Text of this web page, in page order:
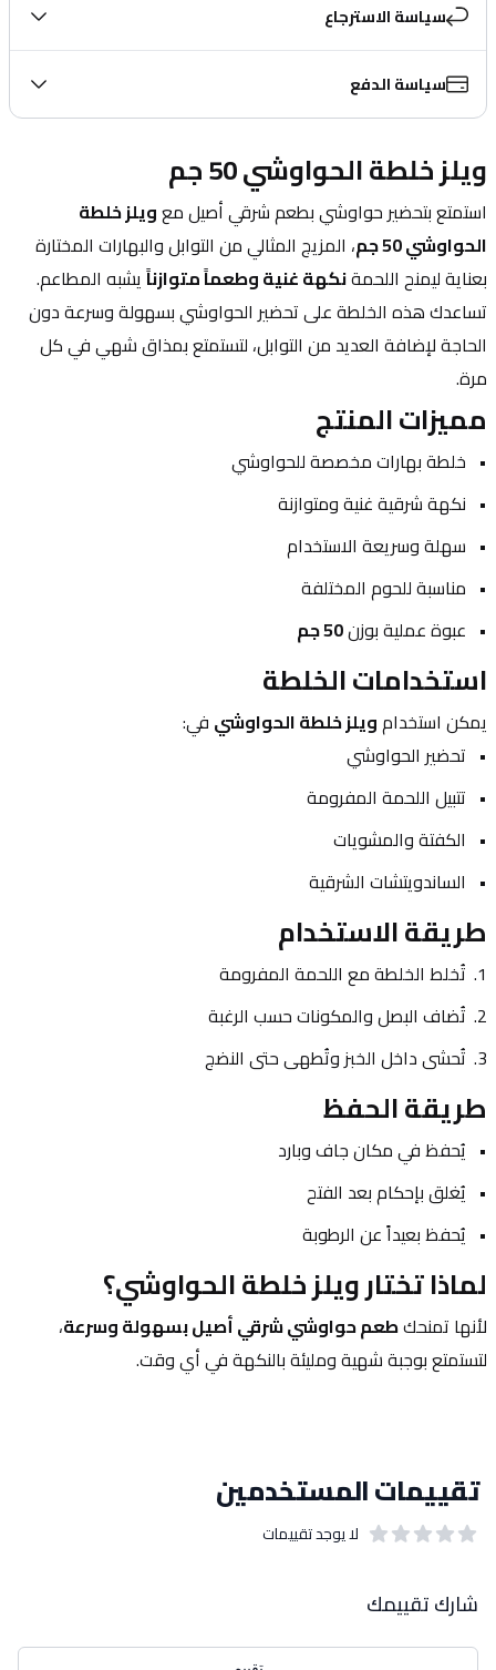
سياسة الاسترجاع
سياسة الدفع
ويلز خلطة الحواوشي 50 جم
استمتع بتحضير حواوشي بطعم شرقي أصيل مع
الحواوشي 50 جم
بعناية ليمنح اللحمة نكهة غنية وطعماً متوازناً يشبه المطاعم.
مرة.
مميزات المنتج
خلطة بهارات مخصصة للحواوشي
نكهة شرقية غنية ومتوازنة
سهلة وسريعة الاستخدام
مناسبة للحوم المختلفة
عبوة عملية بوزن 50 جم
استخدامات الخلطة
يمكن استخدام ويلز خلطة الحواوشي في:
تحضير الحواوشي
تتبيل اللحمة المفرومة
الكفتة والمشويات
الساندويتشات الشرقية
طريقة الاستخدام
تُخلط الخلطة مع اللحمة المفرومة
تُضاف البصل والمكونات حسب الرغبة
تُحشى داخل الخبز وتُطهى حتى النضج
طريقة الحفظ
يُحفظ في مكان جاف وبارد
يُغلق بإحكام بعد الفتح
يُحفظ بعيداً عن الرطوبة
لماذا تختار ويلز خلطة الحواوشي؟
لأنها تمنحك طعم حواوشي شرقي أصيل بسهولة وسرعة
لتستمتع بوجبة شهية ومليئة بالنكهة في أي وقت.
تقييمات المستخدمين
لا يوجد تقييمات
شارك تقييمك